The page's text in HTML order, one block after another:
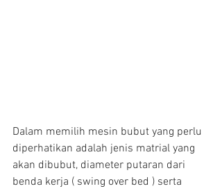
Dalam memilih mesin bubut yang perlu
diperhatikan adalah jenis matrial yang
akan dibubut, diameter putaran dari
benda kerja ( swing over bed ) serta